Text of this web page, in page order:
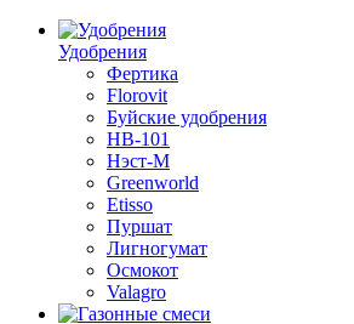
Удобрения
Фертика
Florovit
Буйские удобрения
HB-101
Нэст-М
Greenworld
Etisso
Пуршат
Лигногумат
Осмокот
Valagro